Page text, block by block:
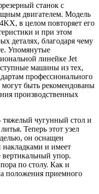
станок с
двигателем. Модель
в целом повторяет его
и при этом
деталях, благодаря чему
Упомянутые
линейке Jet
машины из тех,
профессионального
быть рекомендованы
производственных
тяжелый чугунный стол и
Теперь этот узел
он оснащен
и имеет
упор.
по столу. Как и
положения приемного